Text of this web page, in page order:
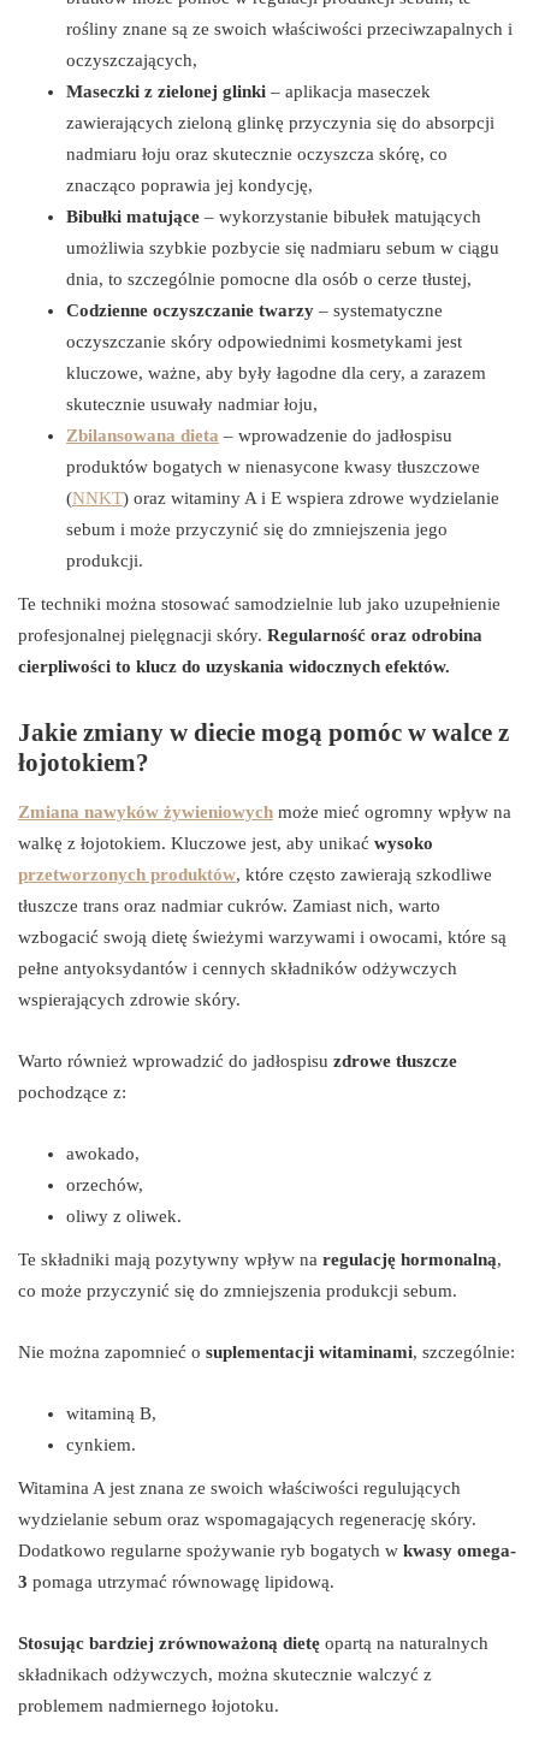
rośliny znane są ze swoich właściwości przeciwzapalnych i
oczyszczających,
Maseczki z zielonej glinki – aplikacja maseczek
zawierających zieloną glinkę przyczynia się do absorpcji
nadmiaru łoju oraz skutecznie oczyszcza skórę, co
znacząco poprawia jej kondycję,
Bibułki matujące – wykorzystanie bibułek matujących
umożliwia szybkie pozbycie się nadmiaru sebum w ciągu
dnia, to szczególnie pomocne dla osób o cerze tłustej,
Codzienne oczyszczanie twarzy – systematyczne
oczyszczanie skóry odpowiednimi kosmetykami jest
kluczowe, ważne, aby były łagodne dla cery, a zarazem
skutecznie usuwały nadmiar łoju,
Zbilansowana dieta – wprowadzenie do jadłospisu
produktów bogatych w nienasycone kwasy tłuszczowe
(NNKT) oraz witaminy A i E wspiera zdrowe wydzielanie
sebum i może przyczynić się do zmniejszenia jego
produkcji.
Te techniki można stosować samodzielnie lub jako uzupełnienie
profesjonalnej pielęgnacji skóry. Regularność oraz odrobina
cierpliwości to klucz do uzyskania widocznych efektów.
Jakie zmiany w diecie mogą pomóc w walce z
łojotokiem?
Zmiana nawyków żywieniowych może mieć ogromny wpływ na
walkę z łojotokiem. Kluczowe jest, aby unikać wysoko
przetworzonych produktów, które często zawierają szkodliwe
tłuszcze trans oraz nadmiar cukrów. Zamiast nich, warto
wzbogacić swoją dietę świeżymi warzywami i owocami, które są
pełne antyoksydantów i cennych składników odżywczych
wspierających zdrowie skóry.
Warto również wprowadzić do jadłospisu zdrowe tłuszcze
pochodzące z:
awokado,
orzechów,
oliwy z oliwek.
Te składniki mają pozytywny wpływ na regulację hormonalną,
co może przyczynić się do zmniejszenia produkcji sebum.
Nie można zapomnieć o suplementacji witaminami, szczególnie:
witaminą B,
cynkiem.
Witamina A jest znana ze swoich właściwości regulujących
wydzielanie sebum oraz wspomagających regenerację skóry.
Dodatkowo regularne spożywanie ryb bogatych w kwasy omega-
3 pomaga utrzymać równowagę lipidową.
Stosując bardziej zrównoważoną dietę opartą na naturalnych
składnikach odżywczych, można skutecznie walczyć z
problemem nadmiernego łojotoku.